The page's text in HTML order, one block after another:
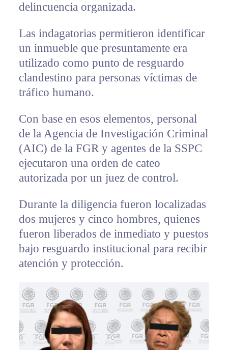
delincuencia organizada.
Las indagatorias permitieron identificar
un inmueble que presuntamente era
utilizado como punto de resguardo
clandestino para personas víctimas de
tráfico humano.
Con base en esos elementos, personal
de la Agencia de Investigación Criminal
(AIC) de la FGR y agentes de la SSPC
ejecutaron una orden de cateo
autorizada por un juez de control.
Durante la diligencia fueron localizadas
dos mujeres y cinco hombres, quienes
fueron liberados de inmediato y puestos
bajo resguardo institucional para recibir
atención y protección.